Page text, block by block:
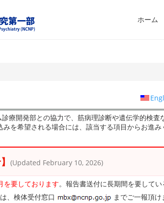
ホーム
__
療開発部との協力で、筋病理診断や遺伝学的検査
を希望される場合には、該当する項目からお進み
(Updated February 10, 2026)
を要しております。報告書送付に長期間を要してい
、検体受付窓口
までご一報頂け